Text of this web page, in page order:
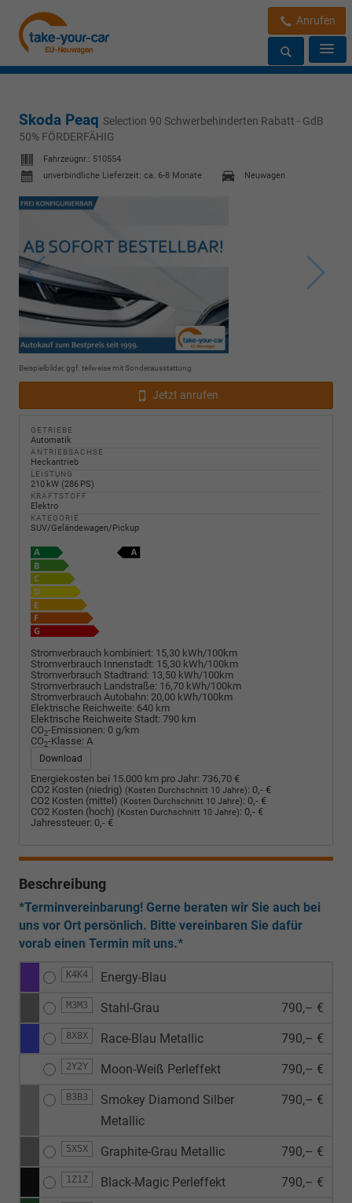
Anrufen
Skoda Peaq Selection 90 Schwerbehinderten Rabatt - GdB
50% FÖRDERFÄHIG
Fahrzeugnr.: 510554
unverbindliche Lieferzeit: ca. 6-8 Monate
Neuwagen
Beispielbilder, ggf. teilweise mit Sonderausstattung
Jetzt anrufen
GETRIEBE
Automatik
ANTRIEBSACHSE
Heckantrieb
LEISTUNG
210 kW (286 PS)
KRAFTSTOFF
Elektro
KATEGORIE
SUV/Geländewagen/Pickup
Stromverbrauch kombiniert: 15,30 kWh/100km
Stromverbrauch Innenstadt: 15,30 kWh/100km
Stromverbrauch Stadtrand: 13,50 kWh/100km
Stromverbrauch Landstraße: 16,70 kWh/100km
Stromverbrauch Autobahn: 20,00 kWh/100km
Elektrische Reichweite: 640 km
Elektrische Reichweite Stadt: 790 km
CO2-Emissionen: 0 g/km
CO2-Klasse: A
Download
Energiekosten bei 15.000 km pro Jahr: 736,70 €
CO2 Kosten (niedrig) (Kosten Durchschnitt 10 Jahre): 0,- €
CO2 Kosten (mittel) (Kosten Durchschnitt 10 Jahre): 0,- €
CO2 Kosten (hoch) (Kosten Durchschnitt 10 Jahre): 0,- €
Jahressteuer: 0,- €
Beschreibung
*Terminvereinbarung! Gerne beraten wir Sie auch bei
uns vor Ort persönlich. Bitte vereinbaren Sie dafür
vorab einen Termin mit uns.*
K4K4 Energy-Blau
M3M3 Stahl-Grau 790,– €
8X8X Race-Blau Metallic 790,– €
2Y2Y Moon-Weiß Perleffekt 790,– €
B3B3
Smokey Diamond Silber
Metallic
790,– €
5X5X Graphite-Grau Metallic 790,– €
1Z1Z Black-Magic Perleffekt 790,– €